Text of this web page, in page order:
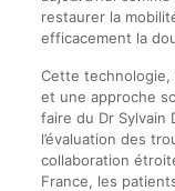
restaurer la
efficacement la
Cette
et une approche
faire du Dr Sylvain
l’évaluation des
collaboration
France, les